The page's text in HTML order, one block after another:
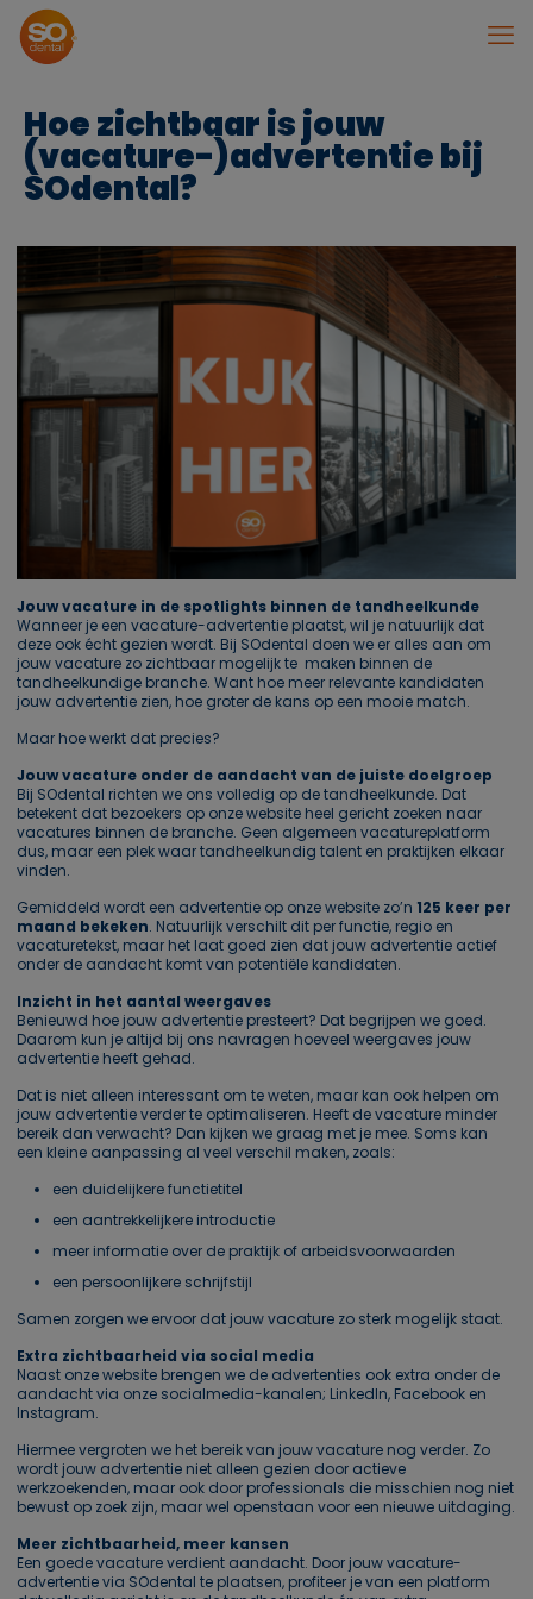
Hoe zichtbaar is jouw
(vacature-)advertentie bij
SOdental?
Jouw vacature in de spotlights binnen de tandheelkunde
Wanneer je een vacature-advertentie plaatst, wil je natuurlijk dat
deze ook écht gezien wordt. Bij SOdental doen we er alles aan om
jouw vacature zo zichtbaar mogelijk te maken binnen de
tandheelkundige branche. Want hoe meer relevante kandidaten
jouw advertentie zien, hoe groter de kans op een mooie match.
Maar hoe werkt dat precies?
Jouw vacature onder de aandacht van de juiste doelgroep
Bij SOdental richten we ons volledig op de tandheelkunde. Dat
betekent dat bezoekers op onze website heel gericht zoeken naar
vacatures binnen de branche. Geen algemeen vacatureplatform
dus, maar een plek waar tandheelkundig talent en praktijken elkaar
vinden.
Gemiddeld wordt een advertentie op onze website zo’n125 keer per
maand bekeken. Natuurlijk verschilt dit per functie, regio en
vacaturetekst, maar het laat goed zien dat jouw advertentie actief
onder de aandacht komt van potentiële kandidaten.
Inzicht in het aantal weergaves
Benieuwd hoe jouw advertentie presteert? Dat begrijpen we goed.
Daarom kun je altijd bij ons navragen hoeveel weergaves jouw
advertentie heeft gehad.
Dat is niet alleen interessant om te weten, maar kan ook helpen om
jouw advertentie verder te optimaliseren. Heeft de vacature minder
bereik dan verwacht? Dan kijken we graag met je mee. Soms kan
een kleine aanpassing al veel verschil maken, zoals:
een duidelijkere functietitel
een aantrekkelijkere introductie
meer informatie over de praktijk of arbeidsvoorwaarden
een persoonlijkere schrijfstijl
Samen zorgen we ervoor dat jouw vacature zo sterk mogelijk staat.
Extra zichtbaarheid via social media
Naast onze website brengen we de advertenties ook extra onder de
aandacht via onze socialmedia-kanalen; LinkedIn, Facebook en
Instagram.
Hiermee vergroten we het bereik van jouw vacature nog verder. Zo
wordt jouw advertentie niet alleen gezien door actieve
werkzoekenden, maar ook door professionals die misschien nog niet
bewust op zoek zijn, maar wel openstaan voor een nieuwe uitdaging.
Meer zichtbaarheid, meer kansen
Een goede vacature verdient aandacht. Door jouw vacature-
advertentie via SOdental te plaatsen, profiteer je van een platform